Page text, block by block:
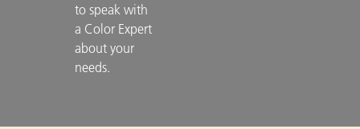
to speak with
a Color Expert
about your
needs.